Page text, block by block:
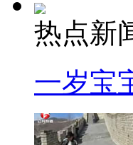
热点新
一岁宝